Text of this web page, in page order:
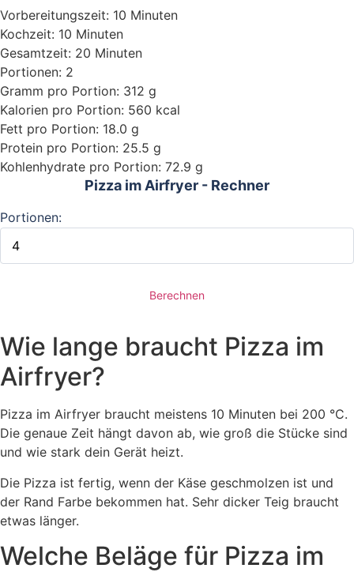
Vorbereitungszeit: 10 Minuten
Kochzeit: 10 Minuten
Gesamtzeit: 20 Minuten
Portionen: 2
Gramm pro Portion: 312 g
Kalorien pro Portion: 560 kcal
Fett pro Portion: 18.0 g
Protein pro Portion: 25.5 g
Kohlenhydrate pro Portion: 72.9 g
Pizza im Airfryer - Rechner
Portionen:
Berechnen
Wie lange braucht Pizza im
Airfryer?
Pizza im Airfryer braucht meistens 10 Minuten bei 200 °C.
Die genaue Zeit hängt davon ab, wie groß die Stücke sind
und wie stark dein Gerät heizt.
Die Pizza ist fertig, wenn der Käse geschmolzen ist und
der Rand Farbe bekommen hat. Sehr dicker Teig braucht
etwas länger.
Welche Beläge für Pizza im